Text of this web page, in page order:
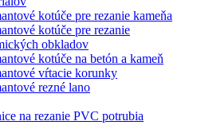
kotúče pre rezanie kameňa
kotúče pre rezanie
obkladov
kotúče na betón a kameň
vŕtacie korunky
rezné lano
na rezanie PVC potrubia